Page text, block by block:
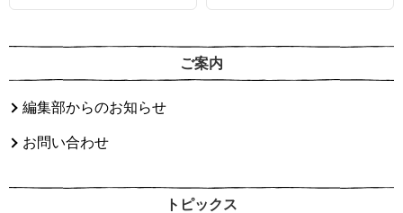
ご案内
編集部からのお知らせ
お問い合わせ
トピックス